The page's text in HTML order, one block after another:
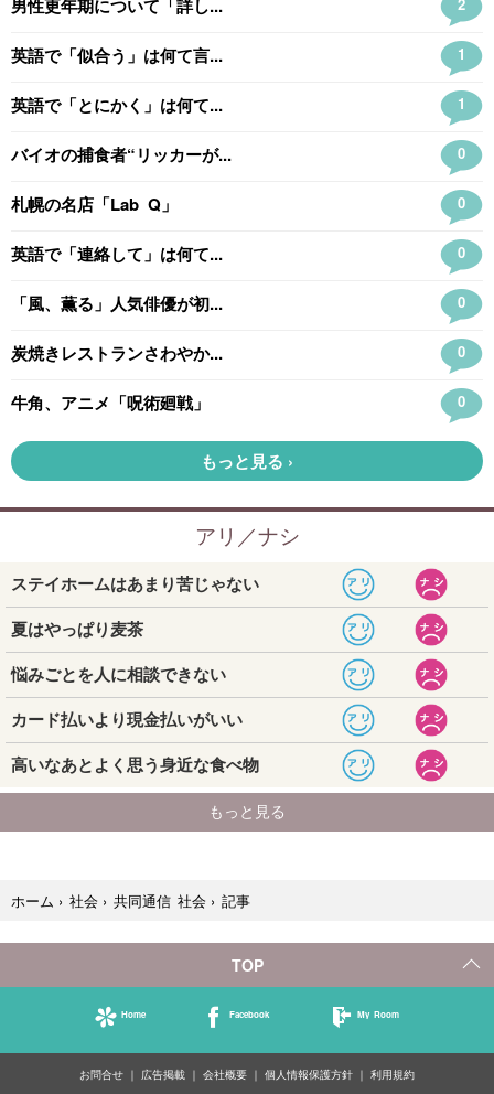
ホーム › 社会 › 共同通信 社会 › 記事
TOP
Home Facebook My Room
お問合せ 広告掲載 会社概要 個人情報保護方針 利用規約